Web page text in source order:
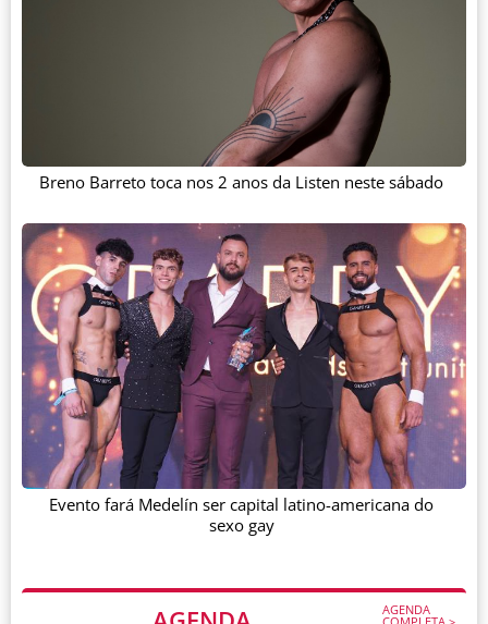
AGENDA
Breno Barreto toca nos 2 anos da Listen neste sábado
Evento fará Medelín ser capital latino-americana do
sexo gay